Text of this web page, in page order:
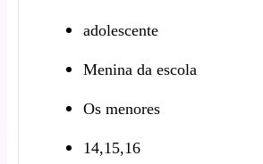
adolescente
Menina da escola
Os menores
14,15,16